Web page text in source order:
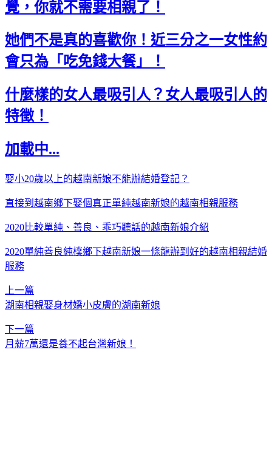
覺，你就不需要相親了！
她們不是真的喜歡你！近三分之一女性約
會只為「吃免錢大餐」！
什麼樣的女人最吸引人？女人最吸引人的
特徵！
加載中...
娶小20歲以上的越南新娘不能辦結婚登記？
直接到越南鄉下娶個真正單純越南新娘的越南相親服務
2020比較單純、善良、乖巧聽話的越南新娘介紹
2020單純善良純樸鄉下越南新娘一條龍辦到好的越南相親結婚
服務
上一篇
湖南相親娶身材嬌小皮膚的湖南新娘
下一篇
月薪7萬還是養不起台灣新娘！